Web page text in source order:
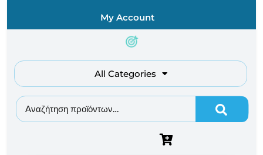
My Account
All Categories
Αναζήτηση για: